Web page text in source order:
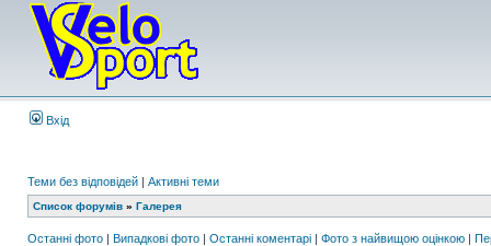
Вхід
Теми без відповідей | Активні теми
Список форумів » Галерея
Останні фото | Випадкові фото | Останні коментарі | Фото з найвищою оцінкою |